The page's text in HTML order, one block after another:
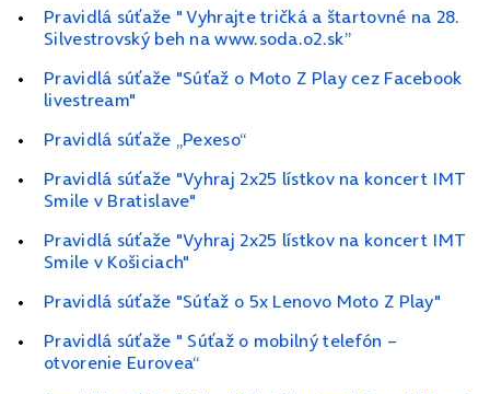
Pravidlá súťaže " Vyhrajte tričká a štartovné na 28.
Silvestrovský beh na www.soda.o2.sk”
Pravidlá súťaže "Súťaž o Moto Z Play cez Facebook
livestream"
Pravidlá súťaže „Pexeso“
Pravidlá súťaže "Vyhraj 2x25 lístkov na koncert IMT
Smile v Bratislave"
Pravidlá súťaže "Vyhraj 2x25 lístkov na koncert IMT
Smile v Košiciach"
Pravidlá súťaže "Súťaž o 5x Lenovo Moto Z Play"
Pravidlá súťaže " Súťaž o mobilný telefón –
otvorenie Eurovea“